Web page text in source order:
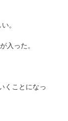
。
入った。
くことになっ